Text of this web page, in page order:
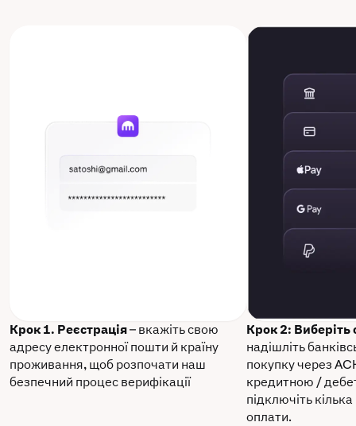
Крок 1. Реєстрація– вкажіть свою
адресу електронної пошти й країну
проживання, щоб розпочати наш
безпечний процес верифікації
Крок 2: Виберіть
надішліть
покупку через
кредитною /
підключіть
оплати.